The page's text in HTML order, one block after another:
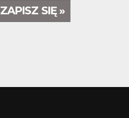
ZAPISZ SIĘ »